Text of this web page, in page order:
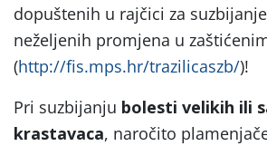
dopuštenih u rajčici za
neželjenih promjena u
(http://fis.mps.hr/trazilicaszb/)!
Pri suzbijanju bolesti velikih ili
krastavaca, naročito